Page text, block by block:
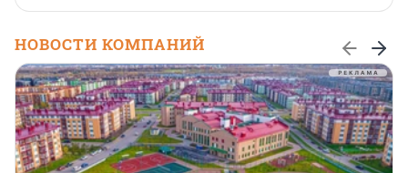
НОВОСТИ КОМПАНИЙ